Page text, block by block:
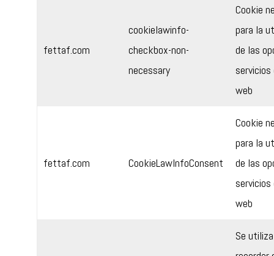
fettaf.com
cookielawinfo-
checkbox-non-
necessary
Cookie
para la
de las
web
fettaf.com CookieLawInfoConsent
Cookie
para la
de las
web
Se